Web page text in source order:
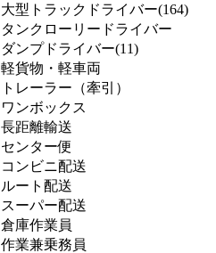
大型トラックドライバー(164)
タンクローリードライバー
ダンプドライバー(11)
軽貨物・軽車両
トレーラー（牽引）
ワンボックス
長距離輸送
センター便
コンビニ配送
ルート配送
スーパー配送
倉庫作業員
作業兼乗務員